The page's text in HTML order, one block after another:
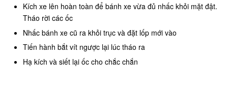
Kích xe lên hoàn toàn để bánh xe vừa đủ nhấc khỏi mặt đật.
Tháo rời các ốc
Nhấc bánh xe cũ ra khỏi trục và đặt lốp mới vào
Tiến hành bắt vít ngược lại lúc tháo ra
Hạ kích và siết lại ốc cho chắc chắn